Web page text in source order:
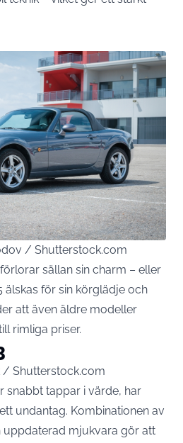
/ Shutterstock.com
sällan sin charm – eller
älskas för sin körglädje och
att även äldre modeller
rimliga priser.
/ Shutterstock.com
snabbt tappar i värde, har
undantag. Kombinationen av
mjukvara gör att